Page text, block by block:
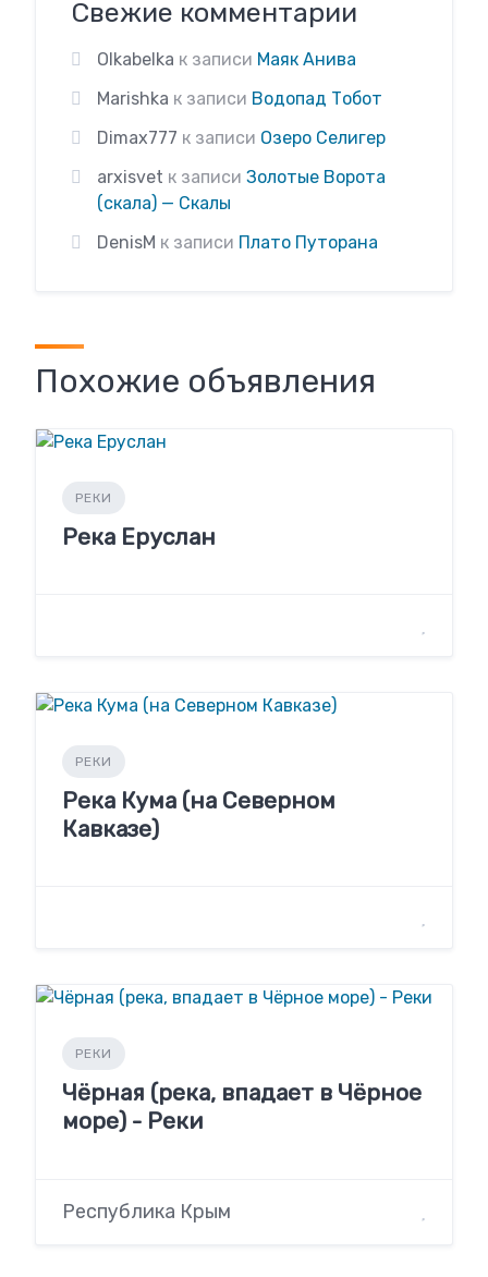
Свежие комментарии
Olkabelka к записи Маяк Анива
Marishka к записи Водопад Тобот
Dimax777 к записи Озеро Селигер
arxisvet к записи Золотые Ворота
(скала) — Скалы
DenisM к записи Плато Путорана
Похожие объявления
РЕКИ
Река Еруслан
РЕКИ
Река Кума (на Северном
Кавказе)
РЕКИ
Чёрная (река, впадает в Чёрное
море) - Реки
Республика Крым